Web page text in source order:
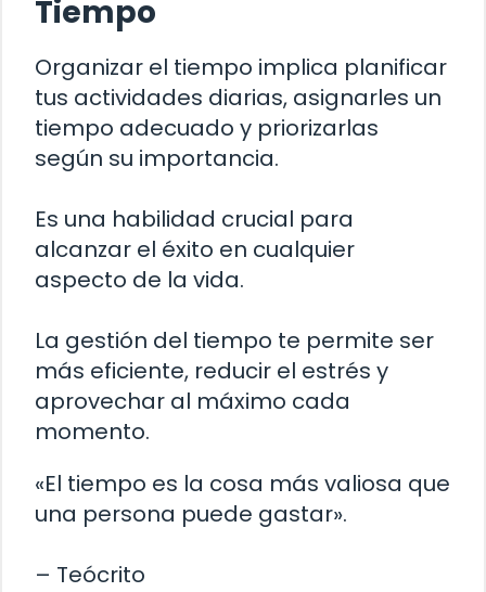
Tiempo
Organizar el tiempo implica planificar
tus actividades diarias, asignarles un
tiempo adecuado y priorizarlas
según su importancia.
Es una habilidad crucial para
alcanzar el éxito en cualquier
aspecto de la vida.
La gestión del tiempo te permite ser
más eficiente, reducir el estrés y
aprovechar al máximo cada
momento.
«El tiempo es la cosa más valiosa que
una persona puede gastar».
– Teócrito